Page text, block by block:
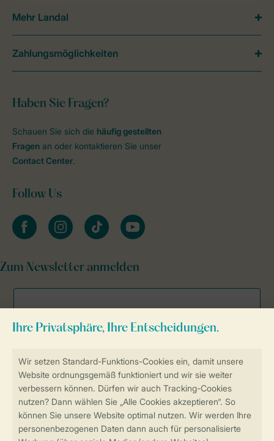
Sicher und schnell zur Online-Buchung
Sichere Datenübertragung
Sicheres Bezahlen
Haben Sie Fragen?
Schauen Sie sich die häufig gestellten
Fragen an oder kontaktieren Sie unser
Contact Center.
Follow Us
facebookinstagramtiktok youtube
Zum Newsletter anmelden
Mehr Landal
Zahlungsmöglichkeiten